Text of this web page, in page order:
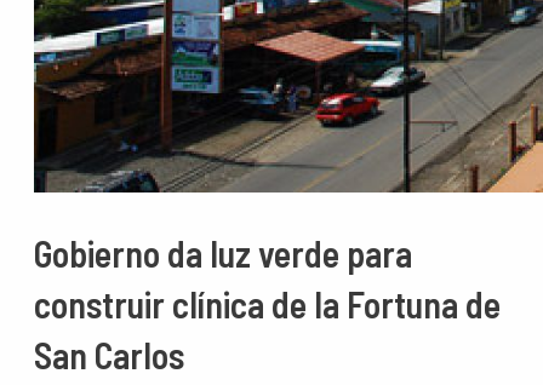
Gobierno da luz verde para
construir clínica de la Fortuna de
San Carlos